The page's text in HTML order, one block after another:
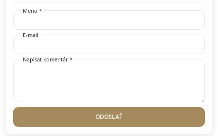
Meno *
E-mail
Napísať komentár *
ODOSLAŤ